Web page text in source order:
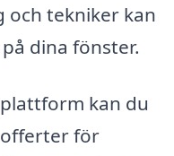
och tekniker kan
dina fönster.
kan du
för